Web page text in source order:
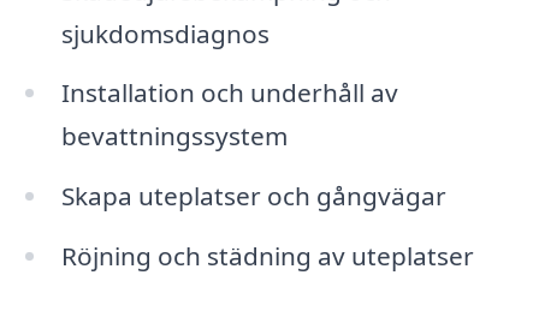
sjukdomsdiagnos
Installation och underhåll av
bevattningssystem
Skapa uteplatser och gångvägar
Röjning och städning av uteplatser